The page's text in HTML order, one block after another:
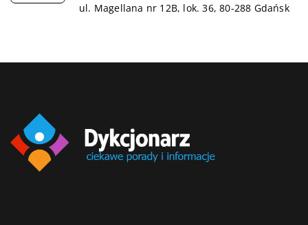
ul. Magellana nr 12B, lok. 36, 80-288 Gdańsk